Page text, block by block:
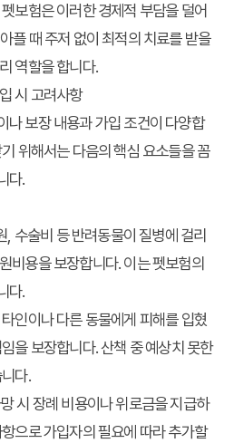
보험은 이러한 경제적 부담을 덜어
플 때 주저 없이 최적의 치료를 받을
역할을 합니다.
시 고려사항
나 보장 내용과 가입 조건이 다양합
위해서는 다음의 핵심 요소들을 꼼
다.
, 수술비 등 반려동물이 질병에 걸리
비용을 보장합니다. 이는 펫보험의
다.
인이나 다른 동물에게 피해를 입혔
을 보장합니다. 산책 중 예상치 못한
다.
시 장례 비용이나 위로금을 지급하
으로 가입자의 필요에 따라 추가할